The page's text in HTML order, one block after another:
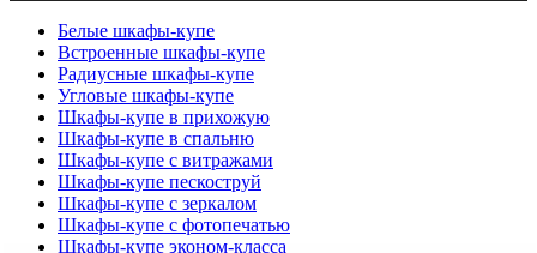
Белые шкафы-купе
Встроенные шкафы-купе
Радиусные шкафы-купе
Угловые шкафы-купе
Шкафы-купе в прихожую
Шкафы-купе в спальню
Шкафы-купе с витражами
Шкафы-купе пескоструй
Шкафы-купе с зеркалом
Шкафы-купе с фотопечатью
Шкафы-купе эконом-класса